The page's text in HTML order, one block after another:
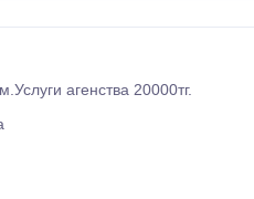
агенства 20000тг.